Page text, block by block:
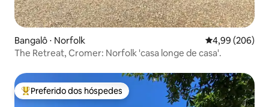
Bangalô ⋅ Norfolk 4,99 de uma
4,99 (206)
The Retreat, Cromer: Norfolk 'casa longe de casa'.
Entre os melhores preferidos dos hóspedes
Preferido dos hóspedes